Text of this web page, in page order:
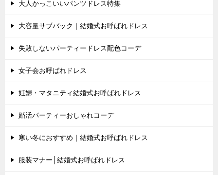
大人かっこいいパンツドレス特集
大容量サブバック｜結婚式お呼ばれドレス
失敗しないパーティードレス配色コーデ
女子会お呼ばれドレス
妊婦・マタニティ結婚式お呼ばれドレス
婚活パーティーおしゃれコーデ
寒い冬におすすめ｜結婚式お呼ばれドレス
服装マナー│結婚式お呼ばれドレス